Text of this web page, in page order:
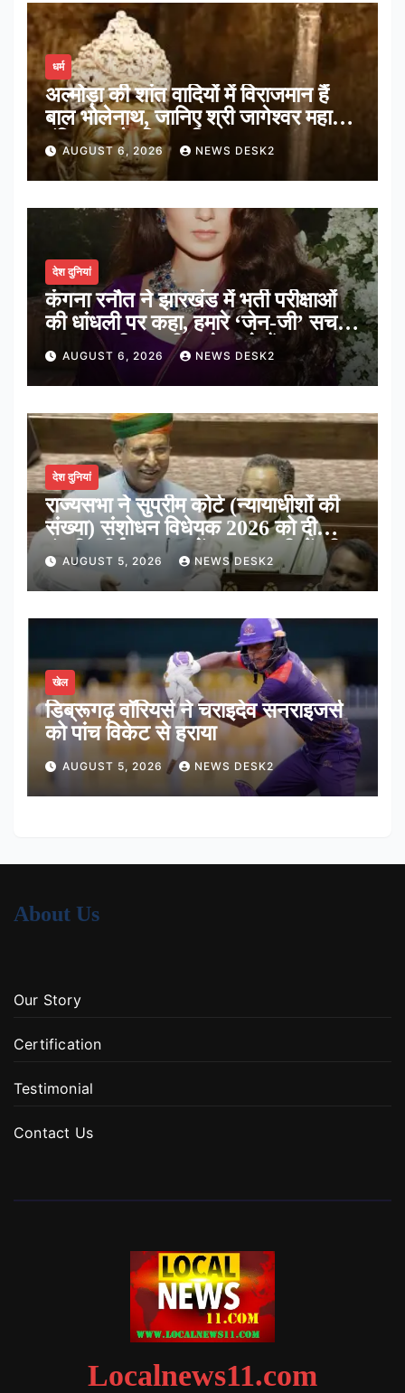
धर्म
अल्मोड़ा की शांत वादियों में विराजमान हैं
बाल भोलेनाथ, जानिए श्री जागेश्वर महादेव
मंदिर का पौराणिक इतिहास
AUGUST 6, 2026 NEWS DESK2
देश दुनियां
कंगना रनौत ने झारखंड में भर्ती परीक्षाओं
की धांधली पर कहा, हमारे ‘जेन-जी’ सच में
हर तरह की तकलीफ झेल रहे हैं
AUGUST 6, 2026 NEWS DESK2
देश दुनियां
राज्यसभा ने सुप्रीम कोर्ट (न्यायाधीशों की
संख्या) संशोधन विधेयक 2026 को दी
मंजूरी, शीर्ष अदालत में अब न्यायधीशों की
संख्या होगी 38
AUGUST 5, 2026 NEWS DESK2
खेल
डिब्रूगढ़ वॉरियर्स ने चराइदेव सनराइजर्स
को पांच विकेट से हराया
AUGUST 5, 2026 NEWS DESK2
About Us
Our Story
Certification
Testimonial
Contact Us
Localnews11.com